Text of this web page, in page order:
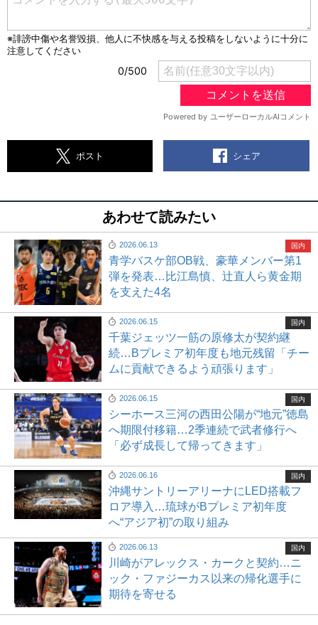
ポスト シェア
あわせて読みたい
2026.06.13
青学バスケ部OB戦、豪華メンバー第1
弾を発表…比江島慎、辻直人ら黄金期
を支えた4名
国内
2026.06.15
千葉ジェッツ一筋の原修太が契約継
続…Bプレミア初年度も地元残留「チー
ムに貢献できるよう頑張ります」
国内
2026.06.15
シーホース三河の西田公陽が“地元”徳島
へ期限付移籍…2季連続で武者修行へ
「必ず成長して帰ってきます」
国内
2026.06.16
沖縄サントリーアリーナにLED搭載フ
ロア導入…琉球がBプレミア初年度
へ“アジア初”の取り組み
国内
2026.06.13
川崎がアレックス・カークと契約…ニ
ック・ファジーカス以来の帰化選手に
期待を寄せる
国内